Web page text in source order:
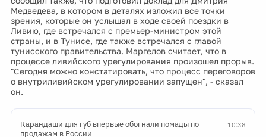
Медведева, в котором в деталях изложил все точки
зрения, которые он услышал в ходе своей поездки в
Ливию, где встречался с премьер-министром этой
страны, и в Тунисе, где также встречался с главой
тунисского правительства. Маргелов считает, что в
процессе ливийского урегулирования произошел прорыв.
"Сегодня можно констатировать, что процесс переговоров
о внутриливийском урегулировании запущен", - сказал
он.
10:38
Карандаши для губ впервые обогнали помады по
продажам в России